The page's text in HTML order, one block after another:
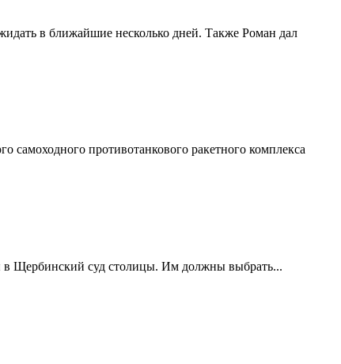
в ближайшие несколько дней. Также Роман дал
самоходного противотанкового ракетного комплекса
в Щербинский суд столицы. Им должны выбрать...